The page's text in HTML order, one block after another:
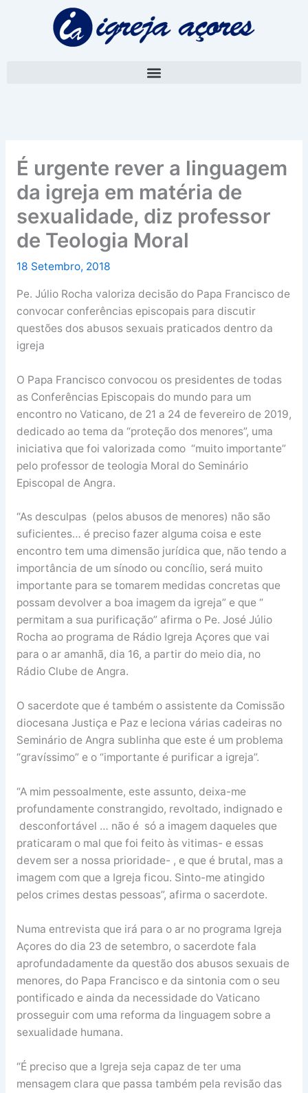
É urgente rever a linguagem
da igreja em matéria de
sexualidade, diz professor
de Teologia Moral
18 Setembro, 2018
Pe. Júlio Rocha valoriza decisão do Papa Francisco de
convocar conferências episcopais para discutir
questões dos abusos sexuais praticados dentro da
igreja
O Papa Francisco convocou os presidentes de todas
as Conferências Episcopais do mundo para um
encontro no Vaticano, de 21 a 24 de fevereiro de 2019,
dedicado ao tema da “proteção dos menores”, uma
iniciativa que foi valorizada como “muito importante”
pelo professor de teologia Moral do Seminário
Episcopal de Angra.
“As desculpas (pelos abusos de menores) não são
suficientes… é preciso fazer alguma coisa e este
encontro tem uma dimensão jurídica que, não tendo a
importância de um sínodo ou concílio, será muito
importante para se tomarem medidas concretas que
possam devolver a boa imagem da igreja” e que “
permitam a sua purificação” afirma o Pe. José Júlio
Rocha ao programa de Rádio Igreja Açores que vai
para o ar amanhã, dia 16, a partir do meio dia, no
Rádio Clube de Angra.
O sacerdote que é também o assistente da Comissão
diocesana Justiça e Paz e leciona várias cadeiras no
Seminário de Angra sublinha que este é um problema
“gravíssimo” e o “importante é purificar a igreja”.
“A mim pessoalmente, este assunto, deixa-me
profundamente constrangido, revoltado, indignado e
desconfortável … não é só a imagem daqueles que
praticaram o mal que foi feito às vitimas- e essas
devem ser a nossa prioridade- , e que é brutal, mas a
imagem com que a Igreja ficou. Sinto-me atingido
pelos crimes destas pessoas”, afirma o sacerdote.
Numa entrevista que irá para o ar no programa Igreja
Açores do dia 23 de setembro, o sacerdote fala
aprofundadamente da questão dos abusos sexuais de
menores, do Papa Francisco e da sintonia com o seu
pontificado e ainda da necessidade do Vaticano
prosseguir com uma reforma da linguagem sobre a
sexualidade humana.
“É preciso que a Igreja seja capaz de ter uma
mensagem clara que passa também pela revisão das